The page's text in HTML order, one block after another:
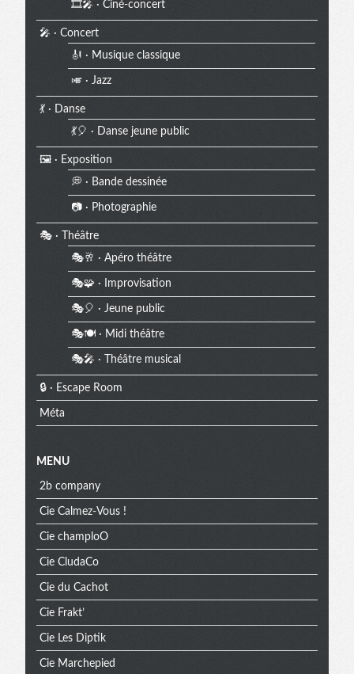
🎞️🎤 · Ciné-concert
🎤 · Concert
🎻 · Musique classique
🎺 · Jazz
💃 · Danse
💃🎈 · Danse jeune public
🖼️ · Exposition
💭 · Bande dessinée
📷 · Photographie
🎭 · Théâtre
🎭🥂 · Apéro théâtre
🎭🧩 · Improvisation
🎭🎈 · Jeune public
🎭🍽️ · Midi théâtre
🎭🎤 · Théâtre musical
🔒 · Escape Room
Méta
MENU
2b company
Cie Calmez-Vous !
Cie champloO
Cie CludaCo
Cie du Cachot
Cie Frakt’
Cie Les Diptik
Cie Marchepied